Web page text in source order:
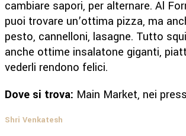
cambiare sapori, per alternare. Al
puoi trovare un’ottima pizza, ma
pesto, cannelloni, lasagne. Tutto
anche ottime insalatone giganti,
vederli rendono felici.
Dove si trova: Main Market, nei
Shri Venkatesh